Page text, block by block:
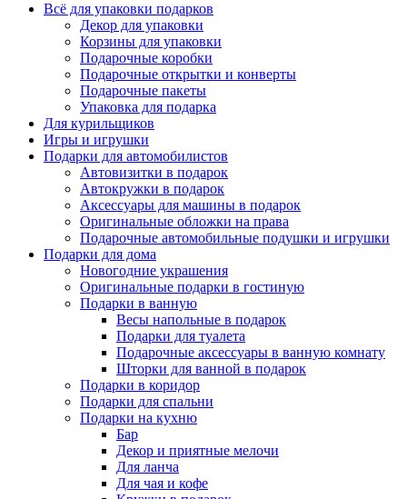
Всё для упаковки подарков
Декор для упаковки
Корзины для упаковки
Подарочные коробки
Подарочные открытки и конверты
Подарочные пакеты
Упаковка для подарка
Для курильщиков
Игры и игрушки
Подарки для автомобилистов
Автовизитки в подарок
Автокружки в подарок
Аксессуары для машины в подарок
Оригинальные обложки на права
Подарочные автомобильные подушки и игрушки
Подарки для дома
Новогодние украшения
Оригинальные подарки в гостиную
Подарки в ванную
Весы напольные в подарок
Подарки для туалета
Подарочные аксессуары в ванную комнату
Шторки для ванной в подарок
Подарки в коридор
Подарки для спальни
Подарки на кухню
Бар
Декор и приятные мелочи
Для ланча
Для чая и кофе